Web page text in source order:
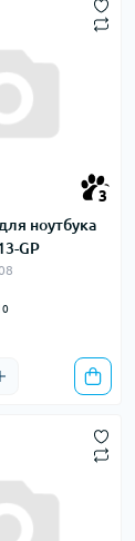
3
ноутбука
GP
0